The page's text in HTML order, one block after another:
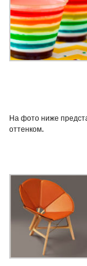
На фото ниже
оттенком.